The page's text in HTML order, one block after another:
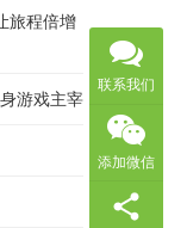
旅程倍增
游戏主宰
联系我们
添加微信